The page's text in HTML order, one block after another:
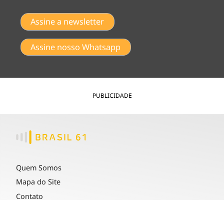
Assine a newsletter
Assine nosso Whatsapp
PUBLICIDADE
Quem Somos
Mapa do Site
Contato